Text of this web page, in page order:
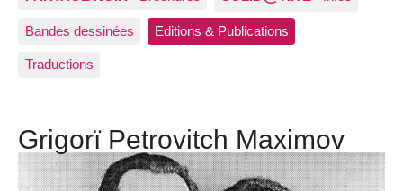
Bandes dessinées Editions & Publications
Traductions
Grigorï Petrovitch Maximov